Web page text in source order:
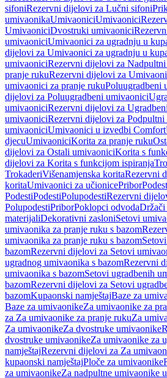
sifoniRezervni dijelovi za Lučni sifoni
umivaonikaUmivaoniciUmivaonici
UmivaoniciDvostruki umivaonici
umivaoniciUmivaonici za ugradnju u
dijelovi za Umivaonici za ugradnju u
umivaoniciRezervni dijelovi za
pranje rukuRezervni dijelovi za
umivaonici za pranje rukuPoluugradbeni
dijelovi za Poluugradbeni umivaonici
umivaoniciRezervni dijelovi za
umivaoniciRezervni dijelovi za
umivaoniciUmivaonici u izvedbi Comfort
djecuUmivaoniciKorita za pranje ruku
dijelovi za Ostali umivaoniciKorita s
dijelovi za Korita s funkcijom ispiranja
TrokaderiVišenamjenska koritaRezervni
koritaUmivaonici za učionicePribor
PodestiPodestiPolupodestiRezervni
PolupodestiPriborPoklopci odvodaDržači
materijaliDekorativni zasloniSetovi
umivaonika za pranje ruku s bazom
umivaonika za pranje ruku s bazom
bazomRezervni dijelovi za Setovi
ugradnog umivaonika s bazomRezervni
umivaonika s bazomSetovi ugradbenih
bazomRezervni dijelovi za Setovi
bazomKupaonski namještajBaze za
Baze za umivaonikeZa umivaonike za
za Za umivaonike za pranje rukuZa
Za umivaonikeZa dvostruke umivaonike
dvostruke umivaonikeZa umivaonike za
namještajRezervni dijelovi za Za
kupaonski namještajPloče za umivaonike
za umivaonikeZa nadpultne umivaonike